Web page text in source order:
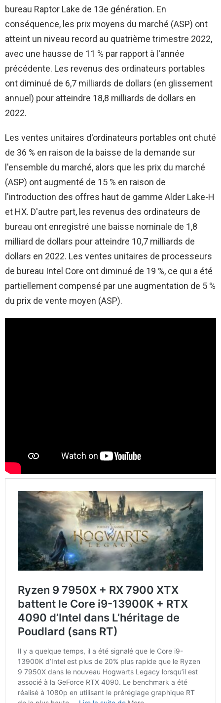
bureau Raptor Lake de 13e génération. En
conséquence, les prix moyens du marché (ASP) ont
atteint un niveau record au quatrième trimestre 2022,
avec une hausse de 11 % par rapport à l'année
précédente. Les revenus des ordinateurs portables
ont diminué de 6,7 milliards de dollars (en glissement
annuel) pour atteindre 18,8 milliards de dollars en
2022.
Les ventes unitaires d'ordinateurs portables ont chuté
de 36 % en raison de la baisse de la demande sur
l'ensemble du marché, alors que les prix du marché
(ASP) ont augmenté de 15 % en raison de
l'introduction des offres haut de gamme Alder Lake-H
et HX. D'autre part, les revenus des ordinateurs de
bureau ont enregistré une baisse nominale de 1,8
milliard de dollars pour atteindre 10,7 milliards de
dollars en 2022. Les ventes unitaires de processeurs
de bureau Intel Core ont diminué de 19 %, ce qui a été
partiellement compensé par une augmentation de 5 %
du prix de vente moyen (ASP).